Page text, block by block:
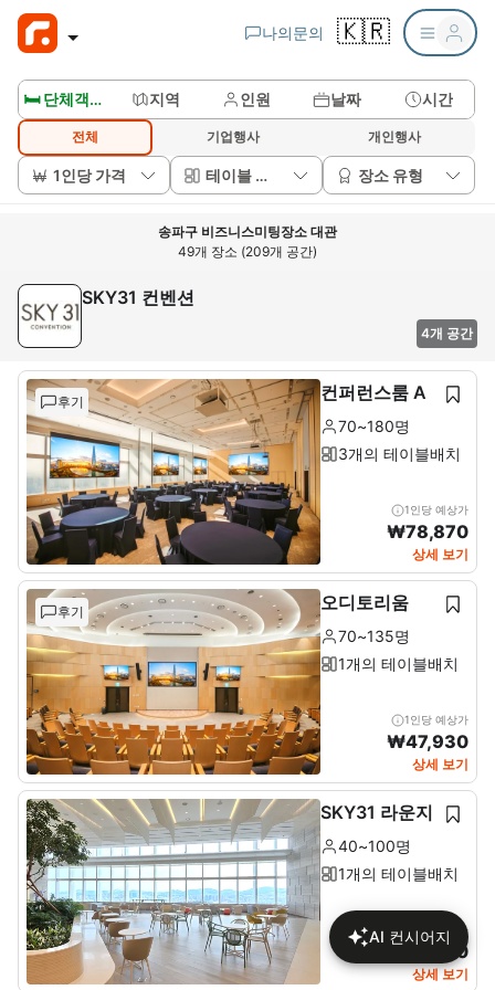
나의문의 🇰🇷
🛏️ 단체객실보기 지역 인원 날짜 시간
전체 기업행사 개인행사
1인당 가격 테이블 배치 장소 유형
송파구 비즈니스미팅장소 대관
49개 장소 (209개 공간)
SKY31 컨벤션
4개 공간
후기 컨퍼런스룸 A
70~180명
3개의 테이블배치
1인당 예상가
₩78,870
상세 보기
후기 오디토리움
70~135명
1개의 테이블배치
1인당 예상가
₩47,930
상세 보기
SKY31 라운지
40~100명
1개의 테이블배치
1인당 예상가
₩ 18,260
상세 보기
AI 컨시어지